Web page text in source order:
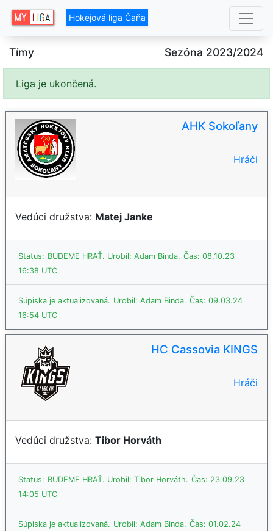
Hokejová liga Čaňa
Tímy Sezóna 2023/2024
Liga je ukončená.
AHK Sokoľany
Hráči
Vedúci družstva: Matej Janke
Status: BUDEME HRAŤ. Urobil: Adam Binda. Čas: 08.10.23
16:38 UTC
Súpiska je aktualizovaná. Urobil: Adam Binda. Čas: 09.03.24
16:54 UTC
HC Cassovia KINGS
Hráči
Vedúci družstva: Tibor Horváth
Status: BUDEME HRAŤ. Urobil: Tibor Horváth. Čas: 23.09.23
14:05 UTC
Súpiska je aktualizovaná. Urobil: Adam Binda. Čas: 01.02.24